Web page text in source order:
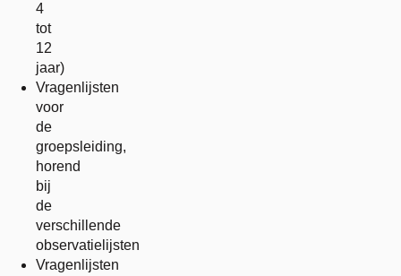
4
tot
12
jaar)
Vragenlijsten
voor
de
groepsleiding,
horend
bij
de
verschillende
observatielijsten
Vragenlijsten